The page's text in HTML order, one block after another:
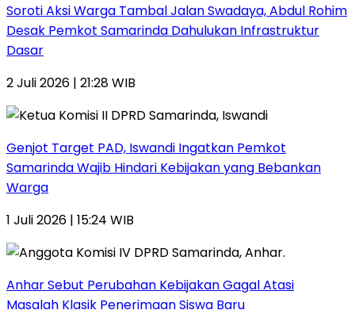
Soroti Aksi Warga Tambal Jalan Swadaya, Abdul Rohim
Desak Pemkot Samarinda Dahulukan Infrastruktur
Dasar
2 Juli 2026 | 21:28 WIB
Genjot Target PAD, Iswandi Ingatkan Pemkot
Samarinda Wajib Hindari Kebijakan yang Bebankan
Warga
1 Juli 2026 | 15:24 WIB
Anhar Sebut Perubahan Kebijakan Gagal Atasi
Masalah Klasik Penerimaan Siswa Baru